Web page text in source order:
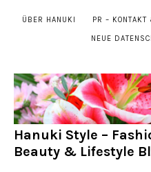
ÜBER HANUKI PR – KONTAKT
NEUE
Hanuki Style –
Beauty & Lifestyle